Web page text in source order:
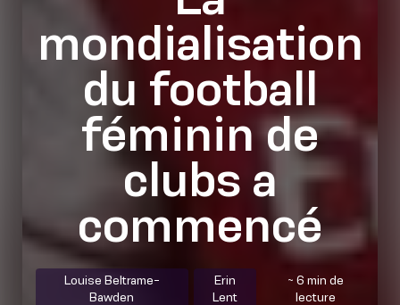
mondialisation
du football
féminin de
clubs a
commencé
Louise Beltrame-
Bawden
Erin
Lent
~ 6 min de
lecture